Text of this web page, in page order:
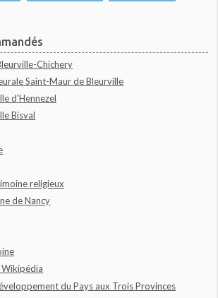
Chichery
Saint-Maur de Bleurville
d'Hennezel
Bisval
religieux
de Nancy
du Pays aux Trois Provinces